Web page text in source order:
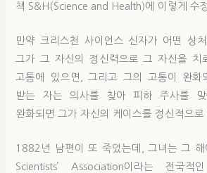
책 S&H(Science and Health)에 이렇게 수
만약 크리스천 사이언스 신자가 어떤 상
그가 그 자신의 정신력으로 그 자신을 치
고통에 있으면, 그리고 그의 고통이 완화
받는 자는 의사를 찾아 피하 주사를
완화되면 그가 자신의 케이스를 정신적으로
1882년 남편이 또 죽었는데, 그녀는 그
Scientists’ Association이라는 전국적